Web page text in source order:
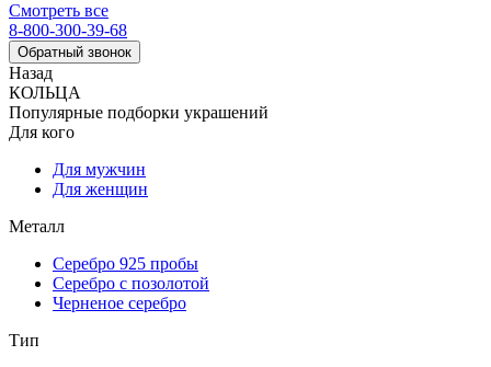
Смотреть все
8-800-300-39-68
Обратный звонок
Назад
КОЛЬЦА
Популярные подборки украшений
Для кого
Для мужчин
Для женщин
Металл
Серебро 925 пробы
Серебро с позолотой
Черненое серебро
Тип